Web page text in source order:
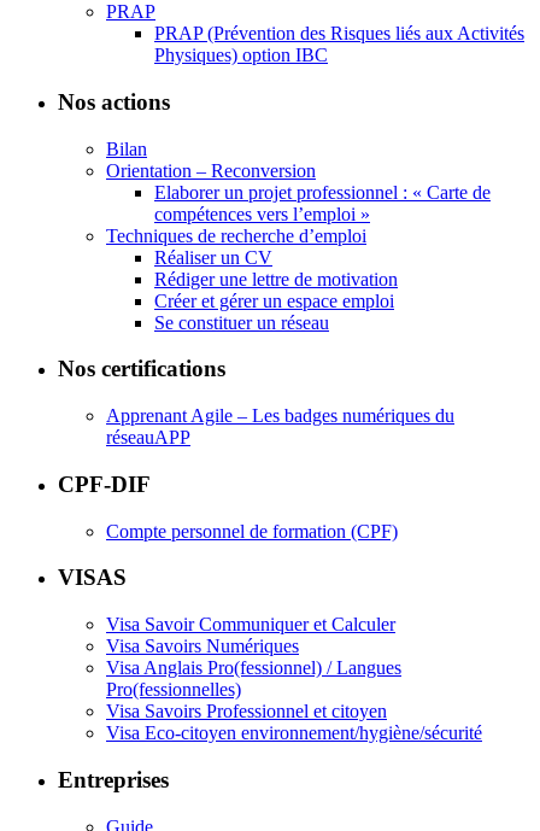
PRAP
PRAP (Prévention des Risques liés aux Activités
Physiques) option IBC
Nos actions
Bilan
Orientation – Reconversion
Elaborer un projet professionnel : « Carte de
compétences vers l’emploi »
Techniques de recherche d’emploi
Réaliser un CV
Rédiger une lettre de motivation
Créer et gérer un espace emploi
Se constituer un réseau
Nos certifications
Apprenant Agile – Les badges numériques du
réseauAPP
CPF-DIF
Compte personnel de formation (CPF)
VISAS
Visa Savoir Communiquer et Calculer
Visa Savoirs Numériques
Visa Anglais Pro(fessionnel) / Langues
Pro(fessionnelles)
Visa Savoirs Professionnel et citoyen
Visa Eco-citoyen environnement/hygiène/sécurité
Entreprises
Guide